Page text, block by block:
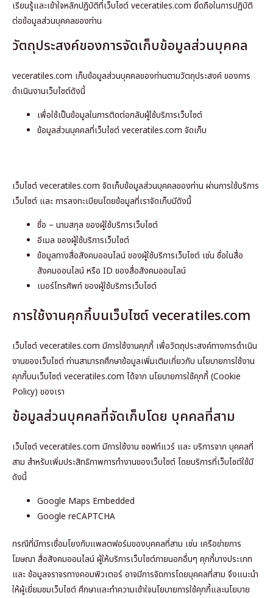
เรียนรู้และเข้าใจหลักปฏิบัติที่เว็บไซต์ veceratiles.com ยึดถือในการปฏิบัติ
ต่อข้อมูลส่วนบุคคลของท่าน
วัตถุประสงค์ของการจัดเก็บข้อมูลส่วนบุคคล
veceratiles.com เก็บข้อมูลส่วนบุคคลของท่านตามวัตถุประสงค์ ของการ
ดำเนินงานเว็บไซต์ดังนี้
เพื่อใช้เป็นข้อมูลในการติดต่อกลับผู้ใช้บริการเว็บไซต์
ข้อมูลส่วนบุคคลที่เว็บไซต์ veceratiles.com จัดเก็บ
เว็บไซต์ veceratiles.com จัดเก็บข้อมูลส่วนบุคคลของท่าน ผ่านการใช้บริการ
เว็บไซต์ และ การลงทะเบียนโดยข้อมูลที่เราจัดเก็บมีดังนี้
ชื่อ – นามสกุล ของผู้ใช้บริการเว็บไซต์
อีเมล ของผู้ใช้บริการเว็บไซต์
ข้อมูลทางสื่อสังคมออนไลน์ ของผู้ใช้บริการเว็บไซต์ เช่น ชื่อในสื่อ
สังคมออนไลน์ หรือ ID ของสื่อสังคมออนไลน์
เบอร์โทรศัพท์ ของผู้ใช้บริการเว็บไซต์
การใช้งานคุกกี้บนเว็บไซต์ veceratiles.com
เว็บไซต์ veceratiles.com มีการใช้งานคุกกี้ เพื่อวัตถุประสงค์ทางการดำเนิน
งานของเว็บไซต์ ท่านสามารถศึกษาข้อมูลเพิ่มเติมเกี่ยวกับ นโยบายการใช้งาน
คุกกี้บนเว็บไซต์ veceratiles.com ได้จาก นโยบายการใช้คุกกี้ (Cookie
Policy) ของเรา
ข้อมูลส่วนบุคคลที่จัดเก็บโดย บุคคลที่สาม
เว็บไซต์ veceratiles.com มีการใช้งาน ซอฟท์แวร์ และ บริการจาก บุคคลที่
สาม สำหรับเพิ่มประสิทธิภาพการทำงานของเว็บไซต์ โดยบริการที่เว็บไซต์ใช้มี
ดังนี้
Google Maps Embedded
Google reCAPTCHA
กรณีที่มีการเชื่อมโยงกับแพลตฟอร์มของบุคคลที่สาม เช่น เครือข่ายการ
โฆษณา สื่อสังคมออนไลน์ ผู้ให้บริการเว็บไซต์ภายนอกอื่นๆ คุกกี้บางประเภท
และ ข้อมูลจราจรทางคอมพิวเตอร์ อาจมีการจัดการโดยบุคคลที่สาม จึงแนะนำ
ให้ผู้เยี่ยมชมเว็บไซต์ ศึกษาและทำความเข้าใจนโยบายการใช้คุกกี้และนโยบาย